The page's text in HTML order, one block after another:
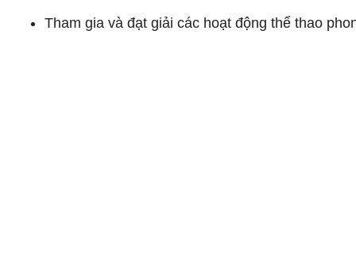
Tham gia và đạt giải các hoạt động thể thao